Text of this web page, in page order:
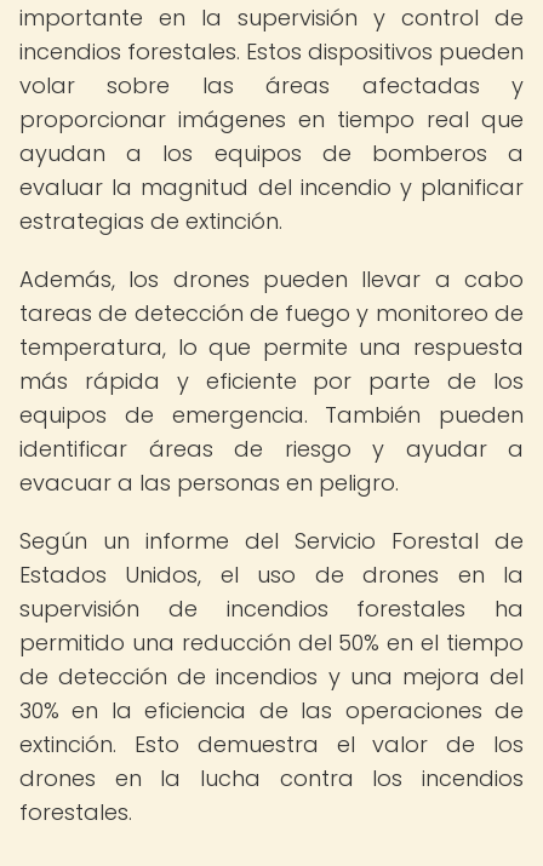
importante en la supervisión y control de
incendios forestales. Estos dispositivos pueden
volar sobre las áreas afectadas y
proporcionar imágenes en tiempo real que
ayudan a los equipos de bomberos a
evaluar la magnitud del incendio y planificar
estrategias de extinción.
Además, los drones pueden llevar a cabo
tareas de detección de fuego y monitoreo de
temperatura, lo que permite una respuesta
más rápida y eficiente por parte de los
equipos de emergencia. También pueden
identificar áreas de riesgo y ayudar a
evacuar a las personas en peligro.
Según un informe del Servicio Forestal de
Estados Unidos, el uso de drones en la
supervisión de incendios forestales ha
permitido una reducción del 50% en el tiempo
de detección de incendios y una mejora del
30% en la eficiencia de las operaciones de
extinción. Esto demuestra el valor de los
drones en la lucha contra los incendios
forestales.